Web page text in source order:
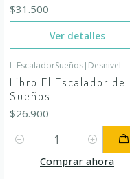
$31.500
Ver detalles
L-EscaladorSueños| Desnivel
Libro El Escalador de
Sueños
$26.900
Cantidad
Comprar ahora